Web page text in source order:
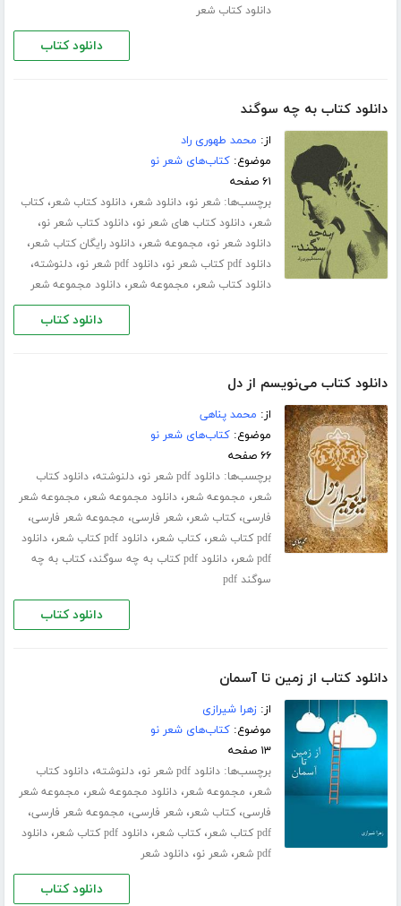
دانلود کتاب شعر
دانلود کتاب
دانلود کتاب به چه سوگند
از: محمد طهوری راد
موضوع:کتاب‌های شعر نو
۶۱ صفحه
برچسب‌ها:شعر نو،دانلود شعر،دانلود کتاب شعر،کتاب
شعر،دانلود کتاب های شعر نو،دانلود کتاب شعر نو،
دانلود شعر نو، مجموعه شعر،دانلود رایگان کتاب شعر،
دانلود pdf کتاب شعر نو ،دانلود pdf شعر نو ،دلنوشته،
دانلود کتاب شعر، مجموعه شعر،دانلود مجموعه شعر
دانلود کتاب
دانلود کتاب می‌نویسم از دل
از: محمد پناهی
موضوع:کتاب‌های شعر نو
۶۶ صفحه
برچسب‌ها:دانلود pdf شعر نو ،دلنوشته،دانلود کتاب
شعر، مجموعه شعر،دانلود مجموعه شعر، مجموعه شعر
فارسی،کتاب شعر،شعر فارسی، مجموعه شعر فارسی،
pdf کتاب شعر ،کتاب شعر،دانلود pdf کتاب شعر ،دانلود
pdf شعر
،دانلود pdf کتاب به چه سوگند ،کتاب به چه
سوگند pdf
دانلود کتاب
دانلود کتاب از زمین تا آسمان
از:زهرا شیرازی
موضوع:کتاب‌های شعر نو
۱۳ صفحه
برچسب‌ها:دانلود pdf شعر نو ،دلنوشته،دانلود کتاب
شعر، مجموعه شعر،دانلود مجموعه شعر، مجموعه شعر
فارسی،کتاب شعر،شعر فارسی، مجموعه شعر فارسی،
pdf کتاب شعر ،کتاب شعر،دانلود pdf کتاب شعر ،دانلود
pdf شعر
،شعر نو،دانلود شعر
دانلود کتاب